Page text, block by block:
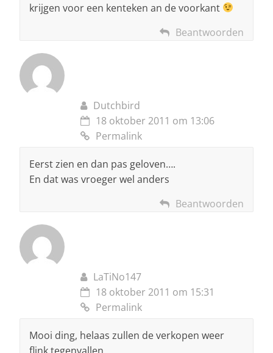
krijgen voor een kenteken an de voorkant
Beantwoorden
Dutchbird
18 oktober 2011 om 13:06
Permalink
Eerst zien en dan pas geloven….
En dat was vroeger wel anders
Beantwoorden
LaTiNo147
18 oktober 2011 om 15:31
Permalink
Mooi ding, helaas zullen de verkopen weer